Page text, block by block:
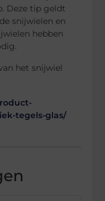
Deze tip geldt
snijwielen en
hebben
tegels-glas/